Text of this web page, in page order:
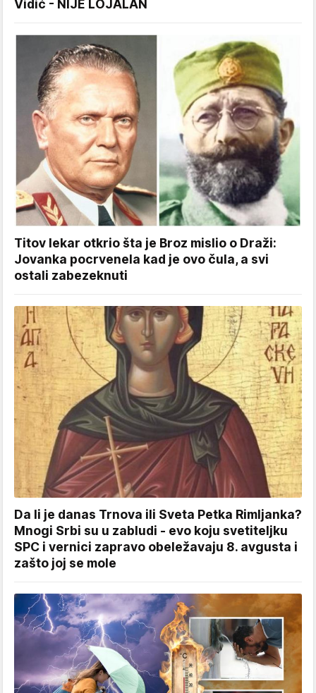
Vidić - NIJE LOJALAN
Titov lekar otkrio šta je Broz mislio o Draži:
Jovanka pocrvenela kad je ovo čula, a svi
ostali zabezeknuti
Da li je danas Trnova ili Sveta Petka Rimljanka?
Mnogi Srbi su u zabludi - evo koju svetiteljku
SPC i vernici zapravo obeležavaju 8. avgusta i
zašto joj se mole